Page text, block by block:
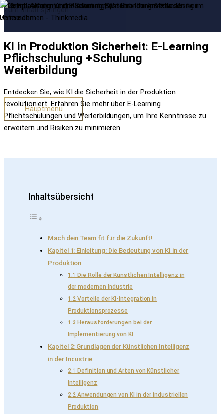
Zum Inhalt springen
Hauptmenü
KI in Produktion Sicherheit: E-Learning
Pflichschulung +Schulung
Weiterbildung
Entdecken Sie, wie KI die Sicherheit in der Produktion
revolutioniert. Erfahren Sie mehr über E-Learning
Pflichtschulungen und Weiterbildungen, um Ihre Kenntnisse zu
erweitern und Risiken zu minimieren.
Inhaltsübersicht
Mach dein Team fit für die Zukunft!
Kapitel 1: Einleitung: Die Bedeutung von KI in der
Produktion
1.1 Die Rolle der Künstlichen Intelligenz in
der modernen Industrie
1.2 Vorteile der KI-Integration in
Produktionsprozesse
1.3 Herausforderungen bei der
Implementierung von KI
Kapitel 2: Grundlagen der Künstlichen Intelligenz
in der Industrie
2.1 Definition und Arten von Künstlicher
Intelligenz
2.2 Anwendungen von KI in der industriellen
Produktion